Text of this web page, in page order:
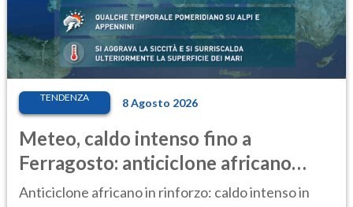
TENDENZA 8 Agosto 2026
Meteo, caldo intenso fino a
Ferragosto: anticiclone africano
ancora protagonista
Anticiclone africano in rinforzo: caldo intenso in